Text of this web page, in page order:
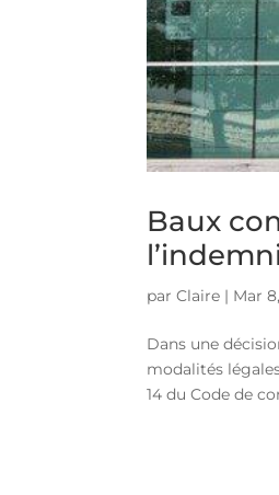
Baux
parClaire | Mar
Dans une
modalités
14 du Code de